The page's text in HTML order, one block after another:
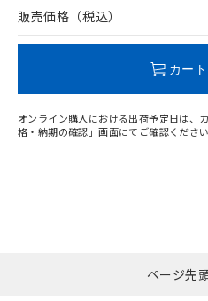
問い合わせください。
販売価格（税込）
カー
オンライン購入における出荷予定日は、
格・納期の確認」画面にてご確認ください
ページ先